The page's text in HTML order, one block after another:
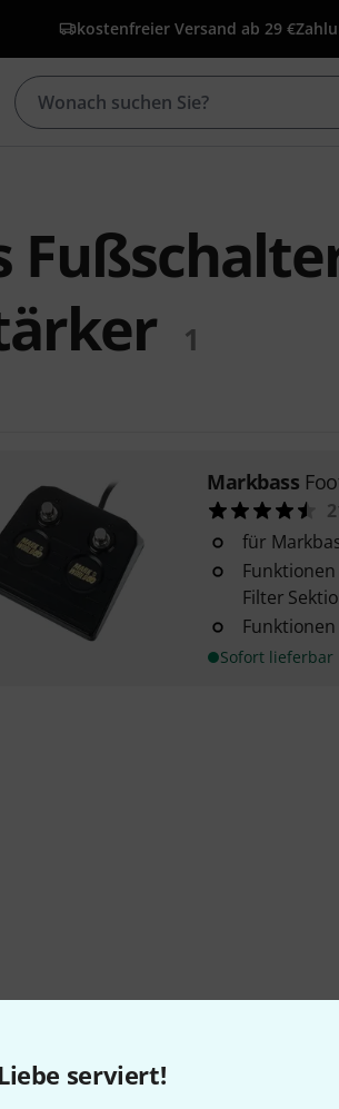
serviert!
kostenfreier Versand ab 29 €
1
Markbass
für
Filter
Funktionen
Sofort lieferbar